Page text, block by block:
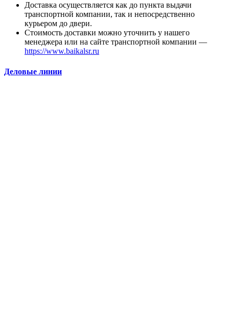
Доставка осуществляется как до пункта выдачи
транспортной компании, так и непосредственно
курьером до двери.
Стоимость доставки можно уточнить у нашего
менеджера или на сайте транспортной компании —
https://www.baikalsr.ru
Деловые линии